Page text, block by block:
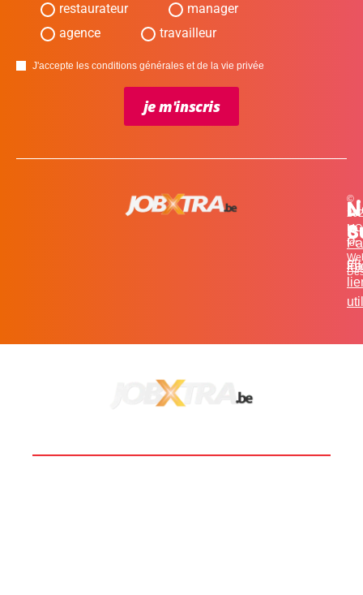
et
©
for
restaurateur
manager
agence
travailleur
J'accepte les conditions générales et de la vie privée
je m'inscris